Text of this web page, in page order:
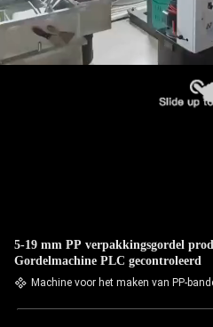
5-19 mm PP verpakkingsgordel
Gordelmachine PLC gecontroleerd
Machine voor het maken van PP-